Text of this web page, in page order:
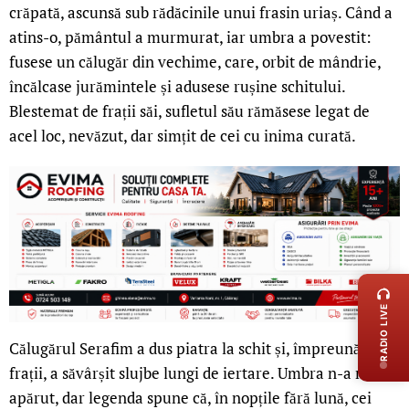
crăpată, ascunsă sub rădăcinile unui frasin uriaș. Când a
atins-o, pământul a murmurat, iar umbra a povestit:
fusese un călugăr din vechime, care, orbit de mândrie,
încălcase jurămintele și adusese rușine schitului.
Blestemat de frații săi, sufletul său rămăsese legat de
acel loc, nevăzut, dar simțit de cei cu inima curată.
Călugărul Serafim a dus piatra la schit și, împreună cu
frații, a săvârșit slujbe lungi de iertare. Umbra n-a mai
apărut, dar legenda spune că, în nopțile fără lună, cei
RADIO LIVE